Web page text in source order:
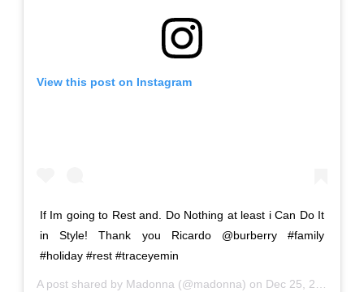
View this post on Instagram
If Im going to Rest and. Do Nothing at least i Can Do It
in Style! Thank you Ricardo @burberry #family
#holiday #rest #traceyemin
A post shared by Madonna (@madonna) on Dec 25, 2019 at 4:09pm PST